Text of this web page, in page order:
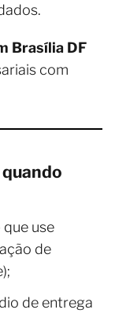
Brasília DF
com
que use
de
de entrega